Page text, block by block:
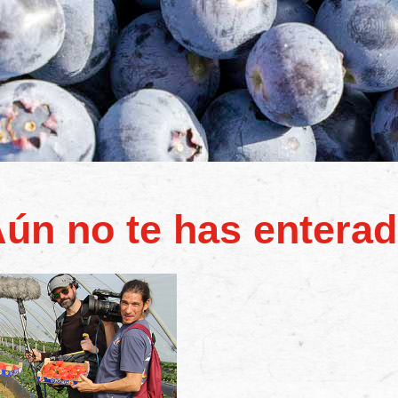
no te has